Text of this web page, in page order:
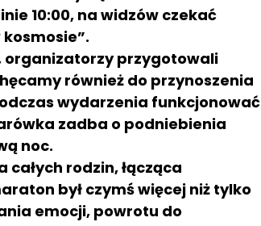
10:00, na widzów czekać
organizatorzy przygotowali
również do przynoszenia
wydarzenia funkcjonować
zadba o podniebienia
noc.
rodzin, łącząca
był czymś więcej niż tylko
emocji, powrotu do